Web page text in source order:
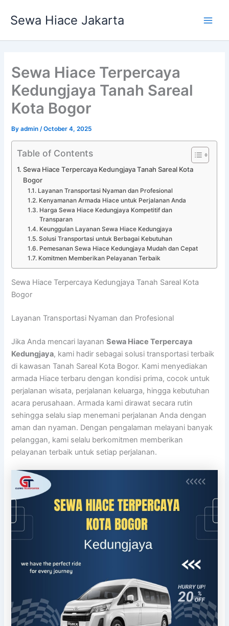
Sewa Hiace Jakarta
Sewa Hiace Terpercaya
Kedungjaya Tanah Sareal
Kota Bogor
Byadmin /October 4, 2025
Table of Contents
Sewa Hiace Terpercaya Kedungjaya Tanah Sareal Kota
Bogor
Layanan Transportasi Nyaman dan Profesional
Kenyamanan Armada Hiace untuk Perjalanan Anda
Harga Sewa Hiace Kedungjaya Kompetitif dan
Transparan
Keunggulan Layanan Sewa Hiace Kedungjaya
Solusi Transportasi untuk Berbagai Kebutuhan
Pemesanan Sewa Hiace Kedungjaya Mudah dan Cepat
Komitmen Memberikan Pelayanan Terbaik
Sewa Hiace Terpercaya Kedungjaya Tanah Sareal Kota
Bogor
Layanan Transportasi Nyaman dan Profesional
Jika Anda mencari layananSewa Hiace Terpercaya
Kedungjaya, kami hadir sebagai solusi transportasi terbaik
di kawasan Tanah Sareal Kota Bogor. Kami menyediakan
armada Hiace terbaru dengan kondisi prima, cocok untuk
perjalanan wisata, perjalanan keluarga, hingga kebutuhan
acara perusahaan. Armada kami dirawat secara rutin
sehingga selalu siap menemani perjalanan Anda dengan
aman dan nyaman. Dengan pengalaman melayani banyak
pelanggan, kami selalu berkomitmen memberikan
pelayanan terbaik untuk setiap perjalanan.